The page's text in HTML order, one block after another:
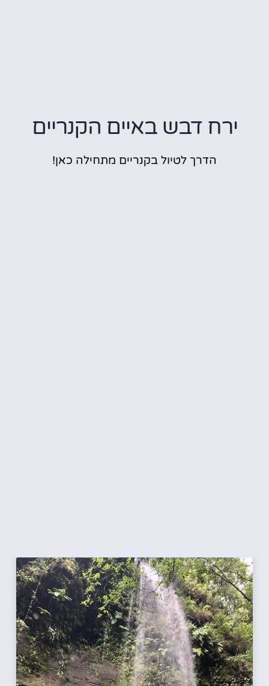
ירח דבש באיים הקנריים
הדרך לטיול בקנריים מתחילה כאן!